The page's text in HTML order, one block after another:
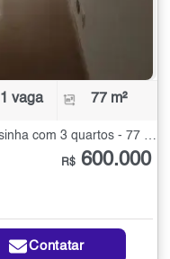
1 vaga 77 m²
R$ 600.000
Contatar